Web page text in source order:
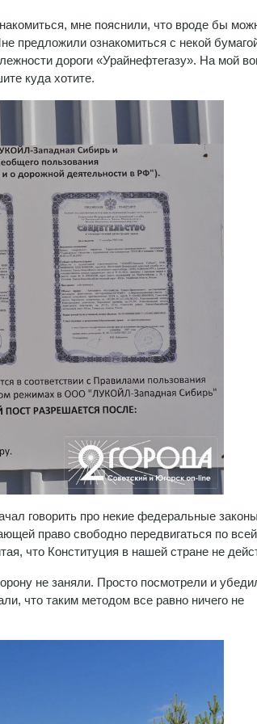
мне пояснили, что вроде бы
предложили ознакомиться с некой
дороги «Урайнефтегазу». На мой
куда хотите.
говорить про некие федеральные
право свободно передвигаться по всей
что Конституция в нашей стране не
не заняли. Просто посмотрели и
что таким методом все равно ничего не